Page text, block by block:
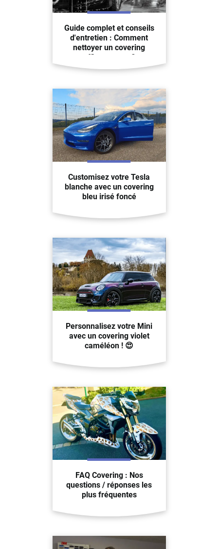
Guide complet et conseils
d'entretien : Comment
nettoyer un covering
efficacement ?
Customisez votre Tesla
blanche avec un covering
bleu irisé foncé
Personnalisez votre Mini
avec un covering violet
caméléon ! 😍
FAQ Covering : Nos
questions / réponses les
plus fréquentes